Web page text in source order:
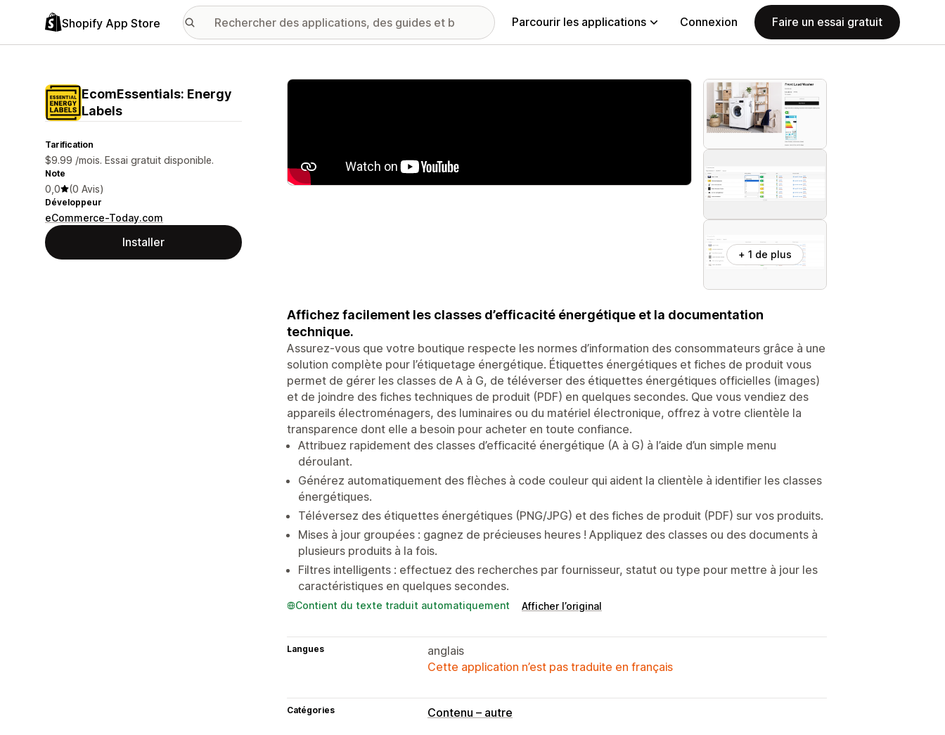
Shopify App Store Parcourir les applications Connexion Faire un essai gratuit
EcomEssentials: Energy
Labels
Tarification
$9.99 /mois. Essai gratuit disponible.
Note
0,0 (0 Avis)
Développeur
eCommerce-Today.com
Installer
Galerie d’images vedette
+ 1 de plus
Affichez facilement les classes d’efficacité énergétique et la documentation
technique.
Assurez-vous que votre boutique respecte les normes d’information des consommateurs grâce à une
solution complète pour l’étiquetage énergétique. Étiquettes énergétiques et fiches de produit vous
permet de gérer les classes de A à G, de téléverser des étiquettes énergétiques officielles (images)
et de joindre des fiches techniques de produit (PDF) en quelques secondes. Que vous vendiez des
appareils électroménagers, des luminaires ou du matériel électronique, offrez à votre clientèle la
transparence dont elle a besoin pour acheter en toute confiance.
Attribuez rapidement des classes d’efficacité énergétique (A à G) à l’aide d’un simple menu
déroulant.
Générez automatiquement des flèches à code couleur qui aident la clientèle à identifier les classes
énergétiques.
Téléversez des étiquettes énergétiques (PNG/JPG) et des fiches de produit (PDF) sur vos produits.
Mises à jour groupées : gagnez de précieuses heures ! Appliquez des classes ou des documents à
plusieurs produits à la fois.
Filtres intelligents : effectuez des recherches par fournisseur, statut ou type pour mettre à jour les
caractéristiques en quelques secondes.
Contient du texte traduit automatiquement Afficher l’original
Langues
anglais
Cette application n’est pas traduite en français
Catégories Contenu – autre